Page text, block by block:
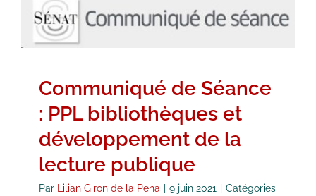
bibliothèques et développement
de la lecture publique
Hémicycle
Communiqué de Séance
: PPL bibliothèques et
développement de la
lecture publique
Par Lilian Giron de la Pena | 9 juin 2021 | Catégories